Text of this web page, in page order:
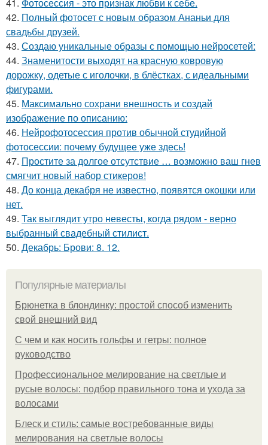
42. Полный фотосет с новым образом Ананьи для
свадьбы друзей.
43. Создаю уникальные образы с помощью нейросетей:
44. Знаменитости выходят на красную ковровую
дорожку, одетые с иголочки, в блёстках, с идеальными
фигурами.
45. Максимально сохрани внешность и создай
изображение по описанию:
46. Нейрофотосессия против обычной студийной
фотосессии: почему будущее уже здесь!
47. Простите за долгое отсутствие … возможно ваш гнев
смягчит новый набор стикеров!
48. До конца декабря не известно, появятся окошки или
нет.
49. Так выглядит утро невесты, когда рядом - верно
выбранный свадебный стилист.
50. Декабрь: Брови: 8. 12.
Популярные материалы
Брюнетка в блондинку: простой способ изменить
свой внешний вид
С чем и как носить гольфы и гетры: полное
руководство
Профессиональное мелирование на светлые и
русые волосы: подбор правильного тона и ухода за
волосами
Блеск и стиль: самые востребованные виды
мелирования на светлые волосы